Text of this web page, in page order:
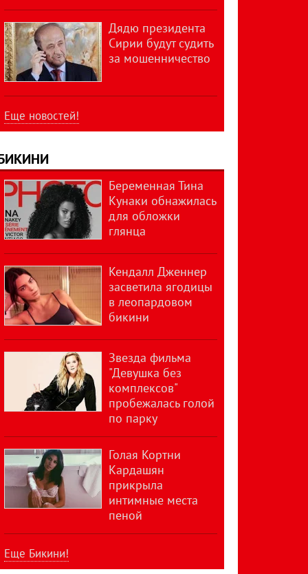
Дядю президента
Сирии будут судить
за мошенничество
Еще новостей!
Беременная Тина
Кунаки обнажилась
для обложки
глянца
Кендалл Дженнер
засветила ягодицы
в леопардовом
бикини
Звезда фильма
"Девушка без
комплексов"
пробежалась голой
по парку
Голая Кортни
Кардашян
прикрыла
интимные места
пеной
Еще Бикини!